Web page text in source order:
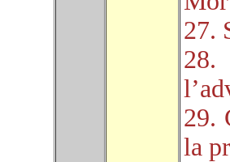
27.
l’
29.
la